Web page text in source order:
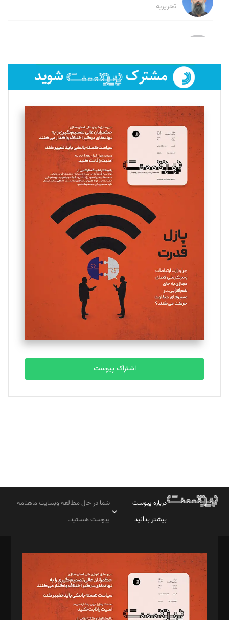
تحریریه
لیلا حنارود
فائزه فتحی رستمی
تحریریه
سروش کرمیان
تحریریه
مینا پاکدل
یسنا امان‌پور
تحریریه
ملینا جعفری
تحریریه
مصطفی مسجدی آرانی
تحریریه
بابک نقاش
تحریریه
اشتراک پیوست
درباره پیوست
بیشتر بدانید
شما در حال مطالعه وبسایت ماهنامه
پیوست هستید.
مدیر مسئول: محمدباقر اثنی‌عشری
سردبیر: مهرک محمودی
دبیر تحریریه: میثم قاسمی
د‌بیر ناداستان: سمانه سمیع
د‌بیر خدمت و تجارت: ابوالفضل رجبی